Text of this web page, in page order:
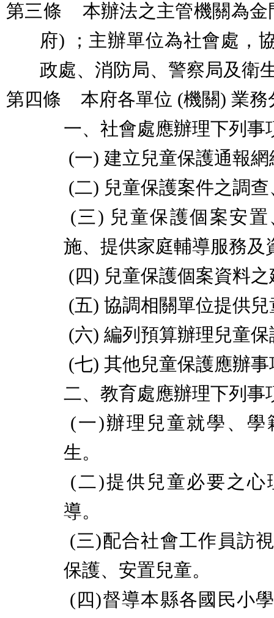
第三條
本辦法之主管機關為金
府)
；主辦單位為社會處，
政處、消防局、警察局及衛
第四條
本府各單位 (機關)業務
一、社會處應辦理下列事
(一) 建立兒童保護通報網
(二) 兒童保護案件之調
(三 ) 兒童保護個案安
施、提供家庭輔導服務及
(四) 兒童保護個案資料
(五)協調相關單位提供
(六)編列預算辦理兒童
(七)其他兒童保護應辦事
二、教育處應辦理下列事
(一)辦理兒童就學、學
生。
(二)提供兒童必要之心
導。
(三)配合社會工作員訪
保護、安置兒童。
(四)督導本縣各國民小